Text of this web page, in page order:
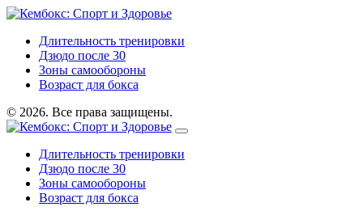
Длительность тренировки
Дзюдо после 30
Зоны самообороны
Возраст для бокса
© 2026. Все права защищены.
Длительность тренировки
Дзюдо после 30
Зоны самообороны
Возраст для бокса